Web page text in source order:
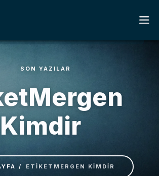
HAKKIMDA
KITAPLAR
SON YAZILAR
Kimdir
ETIKETMERGEN KIMDIR